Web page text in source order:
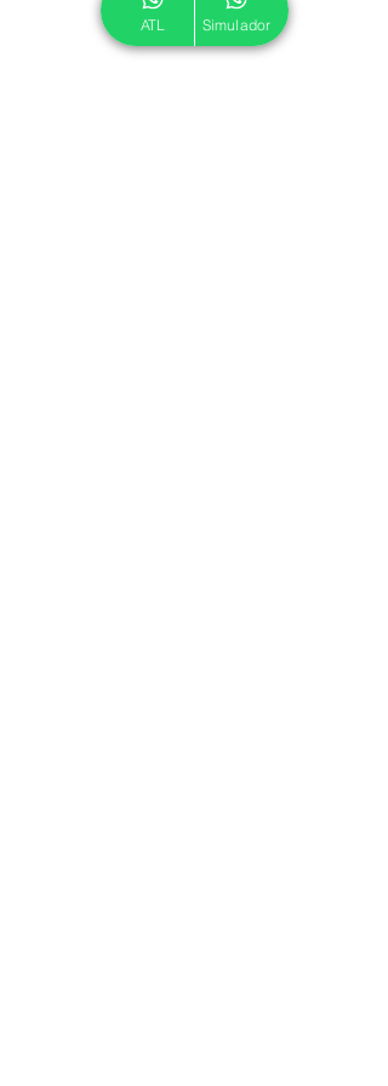
ATL Simulador